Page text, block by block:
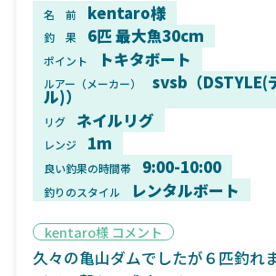
名 前 kentaro様
釣 果 6匹 最大魚30cm
ポイント トキタボート
ルアー（メーカー） svsb（DSTYLE(
ル)）
リグ ネイルリグ
レンジ 1m
良い釣果の時間帯 9:00-10:00
釣りのスタイル レンタルボート
kentaro様 コメント
久々の亀山ダムでしたが６匹釣れ